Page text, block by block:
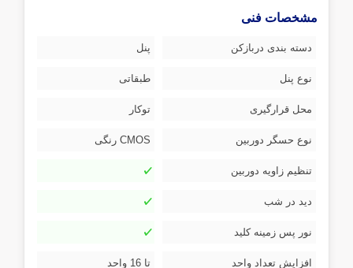
مشخصات فنی
دسته بندی دربازکن پنل
نوع پنل طبقاتی
محل قرارگیری توکار
نوع حسگر دوربین CMOS رنگی
تنظیم زاویه دوربین
دید در شب
نور پس زمینه کلید
افزایش تعداد واحد تا 16 واحد